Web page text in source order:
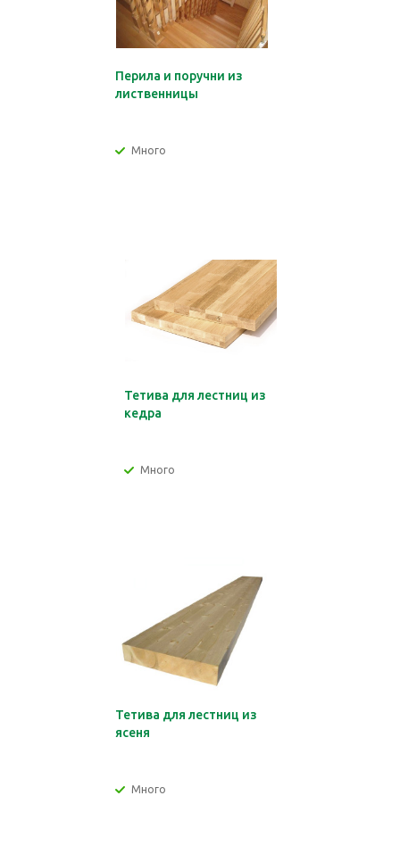
Перила и поручни из
лиственницы
Много
Тетива для лестниц из
кедра
Много
Тетива для лестниц из
ясеня
Много